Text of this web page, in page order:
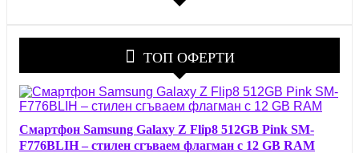
ТОП ОФЕРТИ
Смартфон Samsung Galaxy Z Flip8 512GB Pink SM-
F776BLIH – стилен сгъваем флагман с 12 GB RAM